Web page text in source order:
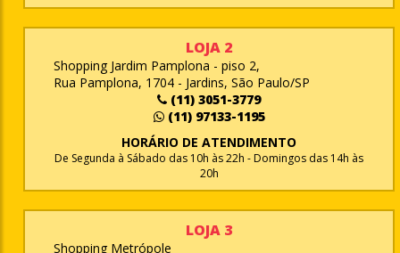
LOJA 2
Shopping Jardim Pamplona - piso 2,
Rua Pamplona, 1704 - Jardins, São Paulo/SP
(11) 3051-3779
(11) 97133-1195
HORÁRIO DE ATENDIMENTO
De Segunda à Sábado das 10h às 22h - Domingos das 14h às
20h
LOJA 3
Shopping Metrópole